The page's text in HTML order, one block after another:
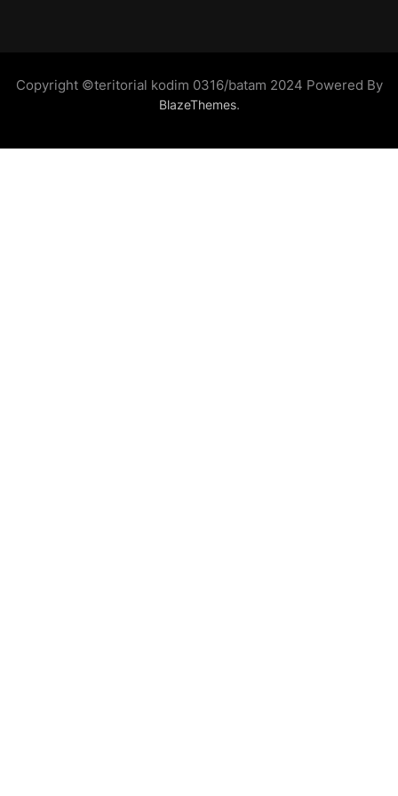
Copyright ©teritorial kodim 0316/batam 2024 Powered By
BlazeThemes.